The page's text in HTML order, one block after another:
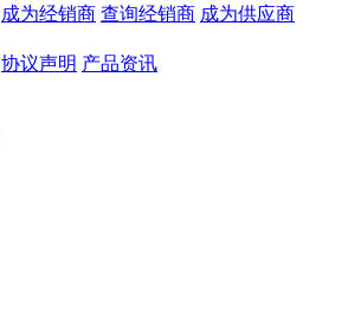
成为经销商 查询经销商 成为供应商
协议声明 产品资讯